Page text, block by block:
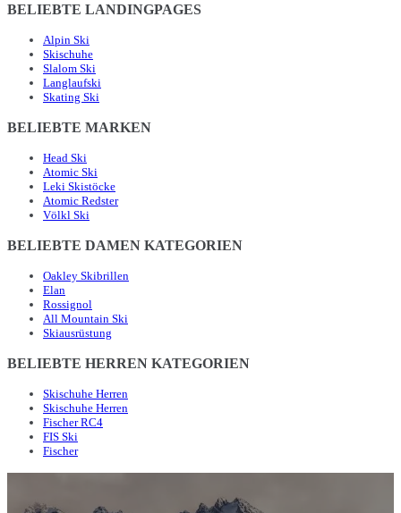
BELIEBTE LANDINGPAGES
Alpin Ski
Skischuhe
Slalom Ski
Langlaufski
Skating Ski
BELIEBTE MARKEN
Head Ski
Atomic Ski
Leki Skistöcke
Atomic Redster
Völkl Ski
BELIEBTE DAMEN KATEGORIEN
Oakley Skibrillen
Elan
Rossignol
All Mountain Ski
Skiausrüstung
BELIEBTE HERREN KATEGORIEN
Skischuhe Herren
Skischuhe Herren
Fischer RC4
FIS Ski
Fischer